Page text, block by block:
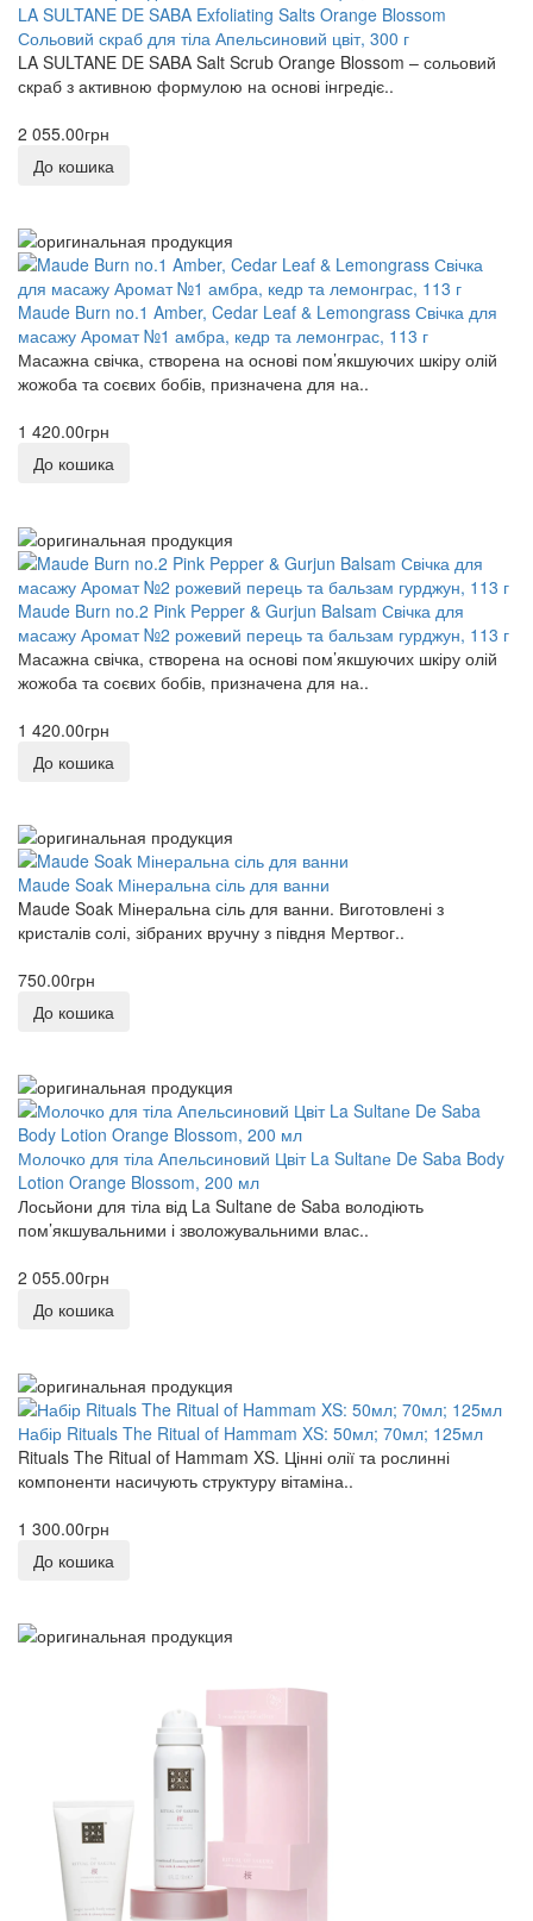
LA SULTANE DE SABA Exfoliating Salts Orange Blossom
Сольовий скраб для тіла Апельсиновий цвіт, 300 г
LA SULTANE DE SABA Salt Scrub Orange Blossom – сольовий
скраб з активною формулою на основі інгредіє..
2 055.00грн
До кошика
Maude Burn no.1 Amber, Cedar Leaf & Lemongrass Свічка для
масажу Аромат №1 амбра, кедр та лемонграс, 113 г
Масажна свічка, створена на основі пом’якшуючих шкіру олій
жожоба та соєвих бобів, призначена для на..
1 420.00грн
До кошика
Maude Burn no.2 Pink Pepper & Gurjun Balsam Свічка для
масажу Аромат №2 рожевий перець та бальзам гурджун, 113 г
Масажна свічка, створена на основі пом’якшуючих шкіру олій
жожоба та соєвих бобів, призначена для на..
1 420.00грн
До кошика
Maude Soak Мінеральна сіль для ванни
Maude Soak Мінеральна сіль для ванни. Виготовлені з
кристалів солі, зібраних вручну з півдня Мертвог..
750.00грн
До кошика
Молочко для тіла Апельсиновий Цвіт La Sultanе De Saba Body
Lotion Orange Blossom, 200 мл
Лосьйони для тіла від La Sultane de Saba володіють
пом’якшувальними і зволожувальними влас..
2 055.00грн
До кошика
Набір Rituals The Ritual of Hammam XS: 50мл; 70мл; 125мл
Rituals The Ritual of Hammam XS. Цінні олії та рослинні
компоненти насичують структуру вітаміна..
1 300.00грн
До кошика